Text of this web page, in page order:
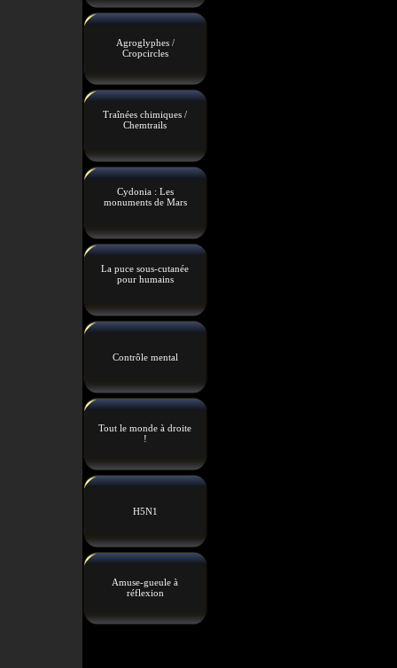
Agroglyphes /
Cropcircles
Traînées chimiques /
Chemtrails
Cydonia : Les
monuments de Mars
La puce sous-cutanée
pour humains
Contrôle mental
Tout le monde à droite
!
H5N1
Amuse-gueule à
réflexion